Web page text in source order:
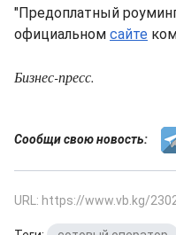
"Предоплатный
официальном сайте
Бизнес-пресс.
Сообщи свою новость:
URL: https://www.vb.kg/